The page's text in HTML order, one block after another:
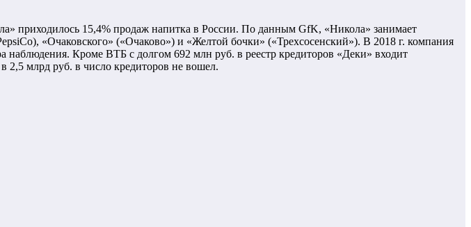
приходилось 15,4% продаж напитка в России. По данным GfK, «Никола» занимает
«Очаковского» («Очаково») и «Желтой бочки» («Трехсосенский»). В 2018 г. компания
Кроме ВТБ с долгом 692 млн руб. в реестр кредиторов «Деки» входит
млрд руб. в число кредиторов не вошел.